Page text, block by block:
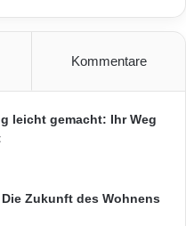
Kommentare
leicht gemacht: Ihr Weg
Zukunft des Wohnens